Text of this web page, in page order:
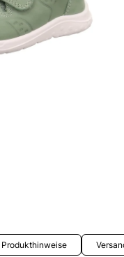
Produkthinweise